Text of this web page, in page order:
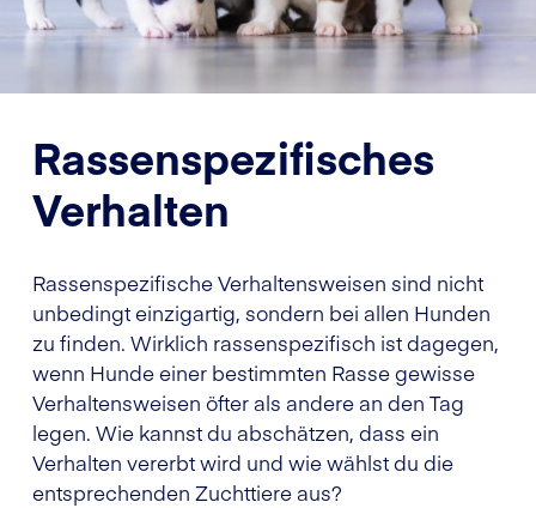
Rassenspezifisches
Verhalten
Rassenspezifische Verhaltensweisen sind nicht
unbedingt einzigartig, sondern bei allen Hunden
zu finden. Wirklich rassenspezifisch ist dagegen,
wenn Hunde einer bestimmten Rasse gewisse
Verhaltensweisen öfter als andere an den Tag
legen. Wie kannst du abschätzen, dass ein
Verhalten vererbt wird und wie wählst du die
entsprechenden Zuchttiere aus?